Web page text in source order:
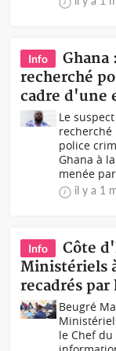
Info
Ghana
recherché
cadre d'une
Le
police
Ghana à
menée
il y a 1
Info
Côte
Ministériels
recadrés
Beugré
le Chef du